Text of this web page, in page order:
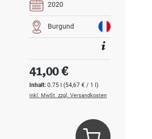
2020
Burgund
Inhalt:0.75 l(54,67 € / 1 l)
Regulärer Preis:
41,00 €
inkl. MwSt. zzgl. Versandkosten